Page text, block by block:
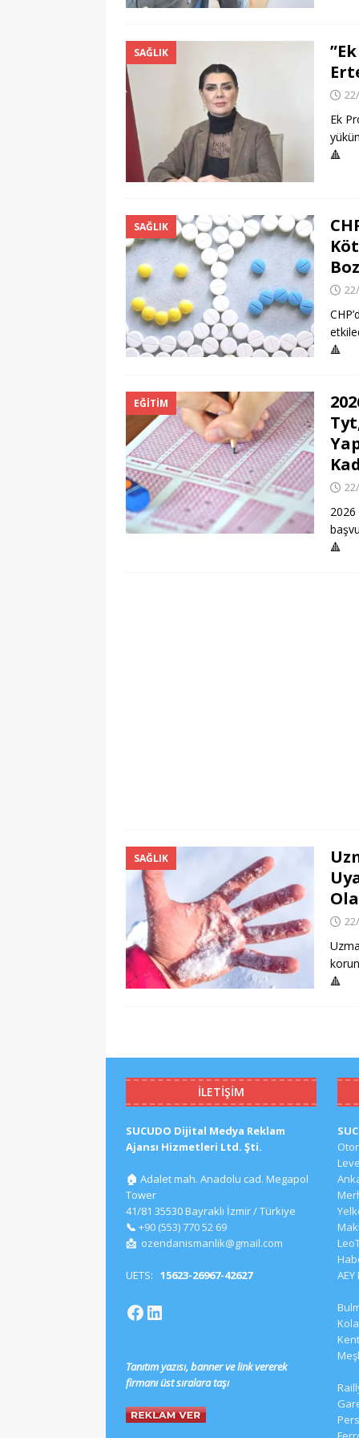
SAĞLIK
Ek
🔺
SAĞLIK
🔺
EĞITIM
2026
🔺
SAĞLIK
🔺
İLETIŞIM
SUCUDO Dijital Medya Reklam
Ajansı Hizmetleri Ltd. Şti.
🏠 Adalet mah. Anadolu cad. Megapol
Tower
41/81 35530 Bayraklı İzmir / Türkiye
📞 +90 (553) 770 52 69
📩 ozendanismanlik@gmail.com
UETS: 15623-26967-42627
Tanıtım yazısı, banner ve link vererek
firmanı üst sıralara taşı
AEY